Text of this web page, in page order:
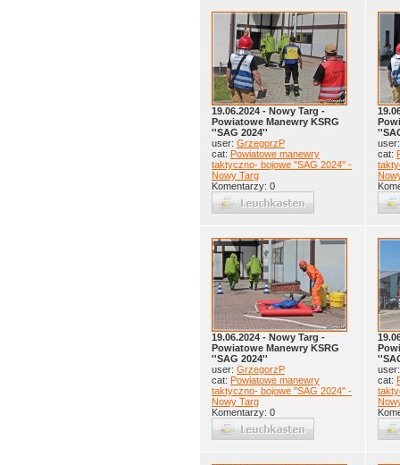
19.06.2024 - Nowy Targ -
Powiatowe Manewry KSRG
''SAG 2024''
user: GrzegorzP
cat: Powiatowe manewry
taktyczno- bojowe ''SAG 2024'' -
Nowy Targ
Komentarzy: 0
cat:
19.06.2024 - Nowy Targ -
Powiatowe Manewry KSRG
''SAG 2024''
user: GrzegorzP
cat: Powiatowe manewry
taktyczno- bojowe ''SAG 2024'' -
Nowy Targ
Komentarzy: 0
cat: